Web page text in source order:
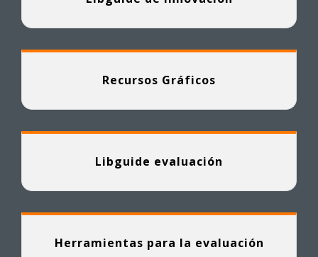
Recursos Gráficos
Libguide evaluación
Herramientas para la evaluación